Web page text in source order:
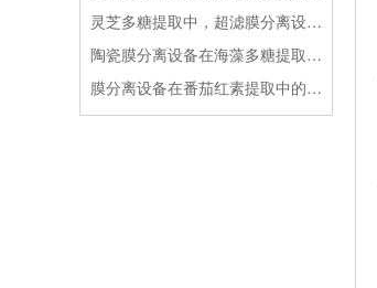
灵芝多糖提取中，超滤膜分离设备的优势怎样？
陶瓷膜分离设备在海藻多糖提取中的应用
膜分离设备在番茄红素提取中的应用